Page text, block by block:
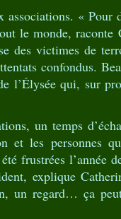
« Pour
le monde,
des victimes de
confondus.
l’Élysée qui, sur
un temps
et les personnes
frustrées l’année
explique
un regard… ça